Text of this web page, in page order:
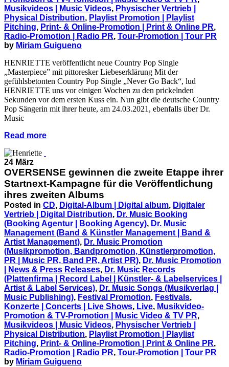
Musikvideos | Music Videos, Physischer Vertrieb |
Physical Distribution, Playlist Promotion | Playlist
Pitching, Print- & Online-Promotion | Print & Online PR,
Radio-Promotion | Radio PR, Tour-Promotion | Tour PR
by Miriam Guigueno
HENRIETTE veröffentlicht neue Country Pop Single
„Masterpiece” mit pittoresker Liebeserklärung Mit der
gefühlsbetonten Country Pop Single „Never Go Back“, lud
HENRIETTE uns vor einigen Wochen zu den prickelnden
Sekunden vor dem ersten Kuss ein. Nun gibt die deutsche Country
Pop Sängerin mit ihrer heute, am 24.03.2021, ebenfalls über Dr.
Music
Read more
24 März
OVERSENSE gewinnen die zweite Etappe ihrer
Startnext-Kampagne für die Veröffentlichung
ihres zweiten Albums
Posted in CD, Digital-Album | Digital album, Digitaler
Vertrieb | Digital Distribution, Dr. Music Booking
(Booking Agentur | Booking Agency), Dr. Music
Management (Band & Künstler Management | Band &
Artist Management), Dr. Music Promotion
(Musikpromotion, Bandpromotion, Künstlerpromotion,
PR | Music PR, Band PR, Artist PR), Dr. Music Promotion
| News & Press Releases, Dr. Music Records
(Plattenfirma | Record Label | Künstler- & Labelservices |
Artist & Label Services), Dr. Music Songs (Musikverlag |
Music Publishing), Festival Promotion, Festivals,
Konzerte | Concerts | Live Shows, Live, Musikvideo-
Promotion & TV-Promotion | Music Video & TV PR,
Musikvideos | Music Videos, Physischer Vertrieb |
Physical Distribution, Playlist Promotion | Playlist
Pitching, Print- & Online-Promotion | Print & Online PR,
Radio-Promotion | Radio PR, Tour-Promotion | Tour PR
by Miriam Guigueno